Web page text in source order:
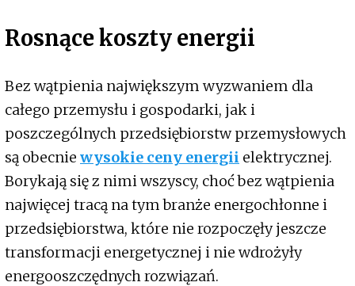
Rosnące koszty energii
Bez wątpienia największym wyzwaniem dla
całego przemysłu i gospodarki, jak i
poszczególnych przedsiębiorstw przemysłowych
są obecnie wysokie ceny energii elektrycznej.
Borykają się z nimi wszyscy, choć bez wątpienia
najwięcej tracą na tym branże energochłonne i
przedsiębiorstwa, które nie rozpoczęły jeszcze
transformacji energetycznej i nie wdrożyły
energooszczędnych rozwiązań.